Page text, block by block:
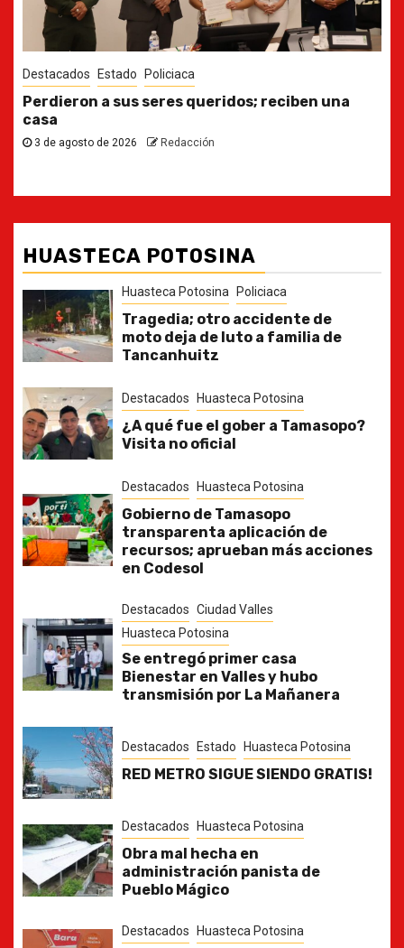
Destacados Estado
Ya casi, el quinto informe del Gobernador
30 de julio de 2026
HUASTECA POTOSINA
Huasteca Potosina Policiaca
Tragedia; otro accidente de
moto deja de luto a familia de
Tancanhuitz
Destacados Huasteca Potosina
¿A qué fue el gober a Tamasopo?
Visita no oficial
Destacados Huasteca Potosina
Gobierno de Tamasopo
transparenta aplicación de
recursos; aprueban más acciones
en Codesol
Destacados Ciudad Valles
Huasteca Potosina
Se entregó primer casa
Bienestar en Valles y hubo
transmisión por La Mañanera
Destacados Estado Huasteca Potosina
RED METRO SIGUE SIENDO GRATIS!
Destacados Huasteca Potosina
Obra mal hecha en
administración panista de
Pueblo Mágico
Destacados Huasteca Potosina